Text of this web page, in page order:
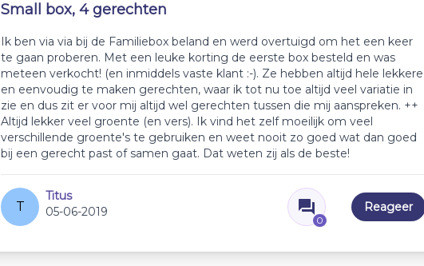
Small box, 4 gerechten
Ik ben via via bij de Familiebox beland en werd overtuigd om het een keer
te gaan proberen. Met een leuke korting de eerste box besteld en was
meteen verkocht! (en inmiddels vaste klant :-). Ze hebben altijd hele lekkere
en eenvoudig te maken gerechten, waar ik tot nu toe altijd veel variatie in
zie en dus zit er voor mij altijd wel gerechten tussen die mij aanspreken. ++
Altijd lekker veel groente (en vers). Ik vind het zelf moeilijk om veel
verschillende groente's te gebruiken en weet nooit zo goed wat dan goed
bij een gerecht past of samen gaat. Dat weten zij als de beste!
T
Titus
05-06-2019
0
Reageer